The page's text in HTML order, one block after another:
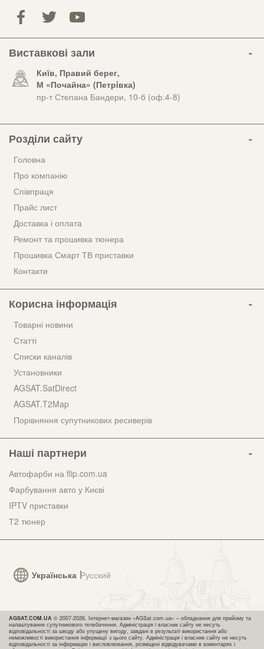
Виставкові зали
Київ, Правий берег,
М «Почайна» (Петрiвка)
пр-т Степана Бандери, 10-б (оф.4-8)
Українська Русский
Розділи сайту
Головна
Про компанію
Співпраця
Прайс лист
Доставка і оплата
Ремонт та прошивка тюнера
Прошивка Смарт ТВ приставки
Контакти
Корисна інформація
Товарні новини
Статті
Списки каналів
Установники
AGSAT.SatDirect
AGSAT.T2Map
Порівняння супутникових ресиверів
Наші партнери
Автофарби на flip.com.ua
Фарбування авто у Києві
IPTV приставки
Т2 тюнер
AGSAT.COM.UA © 2007-2026, Інтернет-магазин «AGSat.com.ua» – обладнання для прийому та
налаштування супутникового телебачення. Адміністрація і власник сайту не несуть
відповідальності за шкоду або упущену вигоду, завдані в результаті використання або
неможливості використання інформації з цього сайту. Адміністрація і власник сайту не несуть
відповідальності за інформацію і висловлювання, розміщені відвідувачами в коментарях і